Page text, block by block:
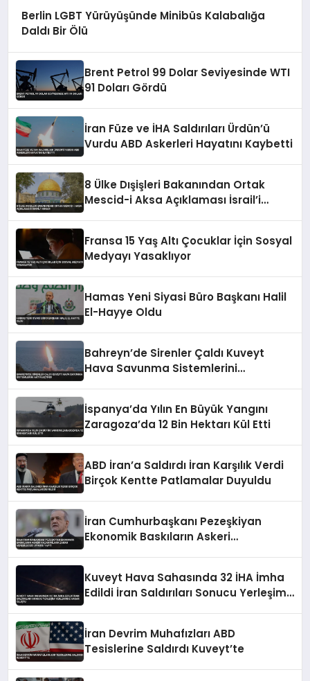
Berlin LGBT Yürüyüşünde Minibüs Kalabalığa
Daldı Bir Ölü
Brent Petrol 99 Dolar Seviyesinde WTI
91 Doları Gördü
İran Füze ve İHA Saldırıları Ürdün’ü
Vurdu ABD Askerleri Hayatını Kaybetti
8 Ülke Dışişleri Bakanından Ortak
Mescid-i Aksa Açıklaması İsrail’i
Fransa 15 Yaş Altı Çocuklar İçin Sosyal
Medyayı Yasaklıyor
Hamas Yeni Siyasi Büro Başkanı Halil
El-Hayye Oldu
Bahreyn’de Sirenler Çaldı Kuveyt
Hava Savunma Sistemlerini
İspanya’da Yılın En Büyük Yangını
Zaragoza’da 12 Bin Hektarı Kül Etti
ABD İran’a Saldırdı İran Karşılık Verdi
Birçok Kentte Patlamalar Duyuldu
İran Cumhurbaşkanı Pezeşkiyan
Ekonomik Baskıların Askeri
Kuveyt Hava Sahasında 32 İHA İmha
Edildi İran Saldırıları Sonucu Yerleşim
İran Devrim Muhafızları ABD
Tesislerine Saldırdı Kuveyt’te